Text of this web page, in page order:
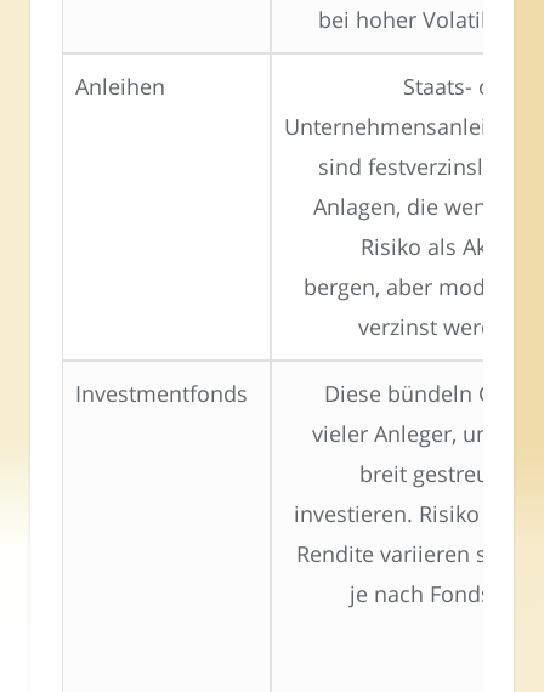
bei hoher Volatilität.
Anleihen
Staats- oder
Unternehmensanleihen
sind festverzinsliche
Anlagen, die weniger
Risiko als Aktien
bergen, aber moderat
verzinst werden.
Investmentfonds
Diese bündeln Geld
vieler Anleger, um es
breit gestreut zu
investieren. Risiko und
Rendite variieren stark
je nach Fondsart.